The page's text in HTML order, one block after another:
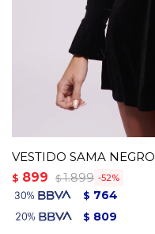
VESTIDO SAMA NEGRO
$ 899 $ 1.899 52
$ 764
$ 809